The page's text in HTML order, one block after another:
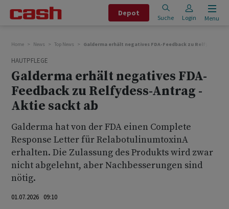
Depot
Suche Login Menu
Home News Top News Galderma erhält negatives FDA-Feedback zu Relfydess-
HAUTPFLEGE
Galderma erhält negatives FDA-
Feedback zu Relfydess-Antrag -
Aktie sackt ab
Galderma hat von der FDA einen Complete
Response Letter für RelabotulinumtoxinA
erhalten. Die Zulassung des Produkts wird zwar
nicht abgelehnt, aber Nachbesserungen sind
nötig.
01.07.2026 09:10